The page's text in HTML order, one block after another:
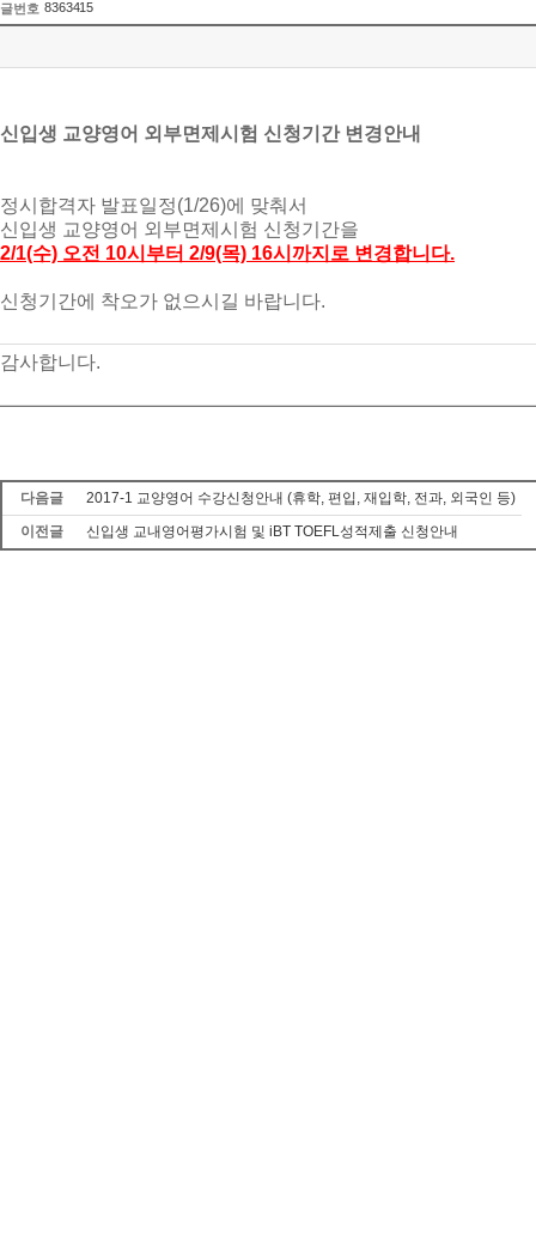
글번호 8363415
신입생 교양영어 외부면제시험 신청기간 변경안내
정시합격자 발표일정(1/26)에 맞춰서
신입생 교양영어 외부면제시험 신청기간을
2/1(수) 오전 10시부터 2/9(목) 16시까지로 변경합니다.
신청기간에 착오가 없으시길 바랍니다.
감사합니다.
다음글
2017-1 교양영어 수강신청안내 (휴학, 편입, 재입학, 전과, 외국인 등)
이전글
신입생 교내영어평가시험 및 iBT TOEFL성적제출 신청안내